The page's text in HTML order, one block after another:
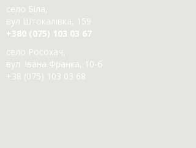
село Біла,
вул Штокалівка, 159
+380 (075) 103 03 67
село Росохач,
вул. Івана Франка, 10-б
+38 (075) 103 03 68